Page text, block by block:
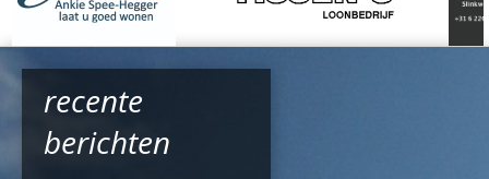
recente
berichten